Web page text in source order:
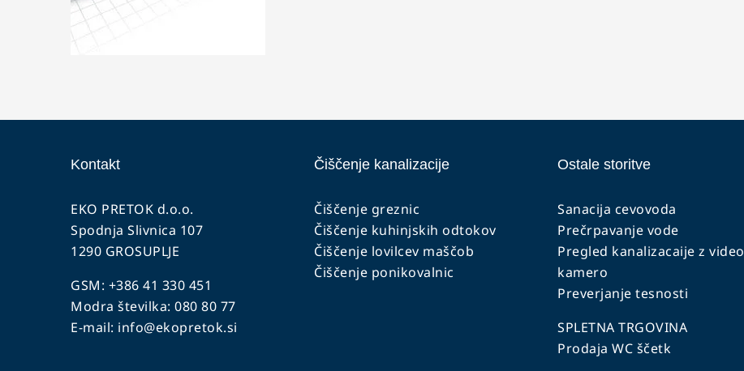
Kontakt
EKO PRETOK d.o.o.
Spodnja Slivnica 107
1290 GROSUPLJE
GSM: +386 41 330 451
Modra številka: 080 80 77
E-mail: info@ekopretok.si
Čiščenje kanalizacije
Čiščenje greznic
Čiščenje kuhinjskih odtokov
Čiščenje lovilcev maščob
Čiščenje ponikovalnic
Ostale storitve
Sanacija cevovoda
Prečrpavanje vode
Pregled kanalizacaije z video
kamero
Preverjanje tesnosti
SPLETNA TRGOVINA
Prodaja WC ščetk